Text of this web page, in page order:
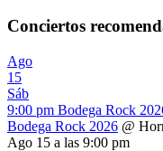
Conciertos
Ago
15
Sáb
9:00 pm Bodega Rock
Bodega Rock 2026 @
Ago 15 a las 9:00 pm